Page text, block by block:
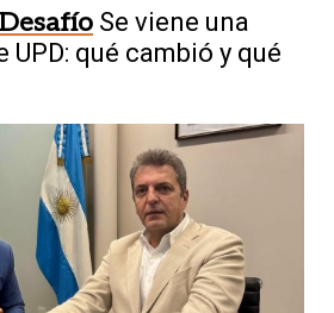
Se viene una
UPD: qué cambió y qué